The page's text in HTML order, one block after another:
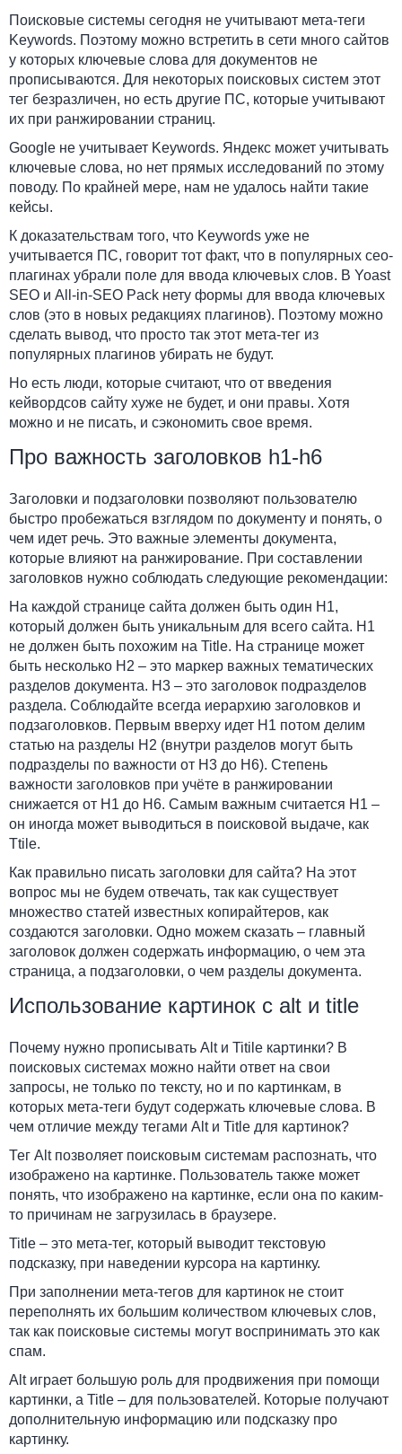
Поисковые системы сегодня не учитывают мета-теги
Keywords. Поэтому можно встретить в сети много сайтов
у которых ключевые слова для документов не
прописываются. Для некоторых поисковых систем этот
тег безразличен, но есть другие ПС, которые учитывают
их при ранжировании страниц.
Google не учитывает Keywords. Яндекс может учитывать
ключевые слова, но нет прямых исследований по этому
поводу. По крайней мере, нам не удалось найти такие
кейсы.
К доказательствам того, что Keywords уже не
учитывается ПС, говорит тот факт, что в популярных сео-
плагинах убрали поле для ввода ключевых слов. В Yoast
SEO и All-in-SEO Pack нету формы для ввода ключевых
слов (это в новых редакциях плагинов). Поэтому можно
сделать вывод, что просто так этот мета-тег из
популярных плагинов убирать не будут.
Но есть люди, которые считают, что от введения
кейвордсов сайту хуже не будет, и они правы. Хотя
можно и не писать, и сэкономить свое время.
Про важность заголовков h1-h6
Заголовки и подзаголовки позволяют пользователю
быстро пробежаться взглядом по документу и понять, о
чем идет речь. Это важные элементы документа,
которые влияют на ранжирование. При составлении
заголовков нужно соблюдать следующие рекомендации:
На каждой странице сайта должен быть один H1,
который должен быть уникальным для всего сайта. H1
не должен быть похожим на Title. На странице может
быть несколько H2 – это маркер важных тематических
разделов документа. H3 – это заголовок подразделов
раздела. Соблюдайте всегда иерархию заголовков и
подзаголовков. Первым вверху идет H1 потом делим
статью на разделы H2 (внутри разделов могут быть
подразделы по важности от H3 до H6). Степень
важности заголовков при учёте в ранжировании
снижается от H1 до H6. Самым важным считается H1 –
он иногда может выводиться в поисковой выдаче, как
Ttile.
Как правильно писать заголовки для сайта? На этот
вопрос мы не будем отвечать, так как существует
множество статей известных копирайтеров, как
создаются заголовки. Одно можем сказать – главный
заголовок должен содержать информацию, о чем эта
страница, а подзаголовки, о чем разделы документа.
Использование картинок с alt и title
Почему нужно прописывать Alt и Titile картинки? В
поисковых системах можно найти ответ на свои
запросы, не только по тексту, но и по картинкам, в
которых мета-теги будут содержать ключевые слова. В
чем отличие между тегами Alt и Title для картинок?
Тег Alt позволяет поисковым системам распознать, что
изображено на картинке. Пользователь также может
понять, что изображено на картинке, если она по каким-
то причинам не загрузилась в браузере.
Title – это мета-тег, который выводит текстовую
подсказку, при наведении курсора на картинку.
При заполнении мета-тегов для картинок не стоит
переполнять их большим количеством ключевых слов,
так как поисковые системы могут воспринимать это как
спам.
Alt играет большую роль для продвижения при помощи
картинки, а Title – для пользователей. Которые получают
дополнительную информацию или подсказку про
картинку.